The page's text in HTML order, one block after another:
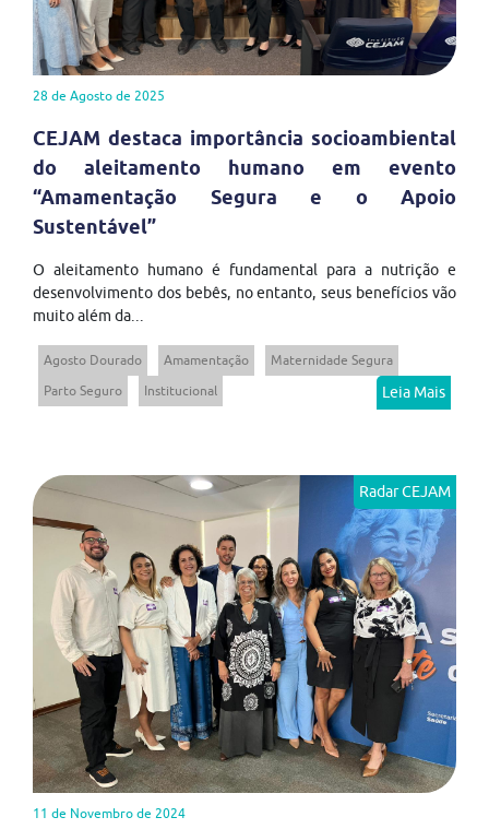
28 de Agosto de 2025
CEJAM destaca importância socioambiental
do aleitamento humano em evento
“Amamentação Segura e o Apoio
Sustentável”
O aleitamento humano é fundamental para a nutrição e
desenvolvimento dos bebês, no entanto, seus benefícios vão
muito além da...
Agosto Dourado Amamentação
Maternidade Segura
Parto Seguro
Institucional Leia Mais
Radar CEJAM
11 de Novembro de 2024